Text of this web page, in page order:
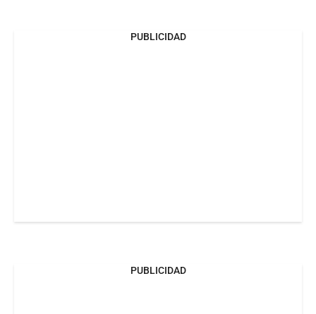
PUBLICIDAD
PUBLICIDAD